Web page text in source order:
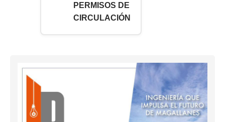
PERMISOS DE
CIRCULACIÓN